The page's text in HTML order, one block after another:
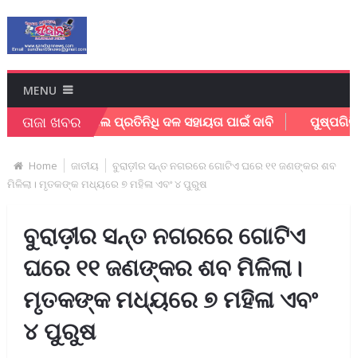
MENU
ତାଜା ଖବର
ଭେଟିଲେ ପ୍ରତିନିଧି ଦଳ ସହାୟତା ପାଇଁ ଦାବି ପୁଷ୍ପଗିରି ପ୍ରେସ୍
Home ଜାତୀୟ
ବୁରାଡ଼ୀର ସନ୍ତ ନଗରରେ ଗୋଟିଏ ଘରେ ୧୧ ଜଣଙ୍କର ଶବ
ମିଳିଲା। ମୃତକଙ୍କ ମଧ୍ୟରେ ୭ ମହିଳା ଏବଂ ୪ ପୁରୁଷ
ବୁରାଡ଼ୀର ସନ୍ତ ନଗରରେ ଗୋଟିଏ
ଘରେ ୧୧ ଜଣଙ୍କର ଶବ ମିଳିଲା।
ମୃତକଙ୍କ ମଧ୍ୟରେ ୭ ମହିଳା ଏବଂ
୪ ପୁରୁଷ